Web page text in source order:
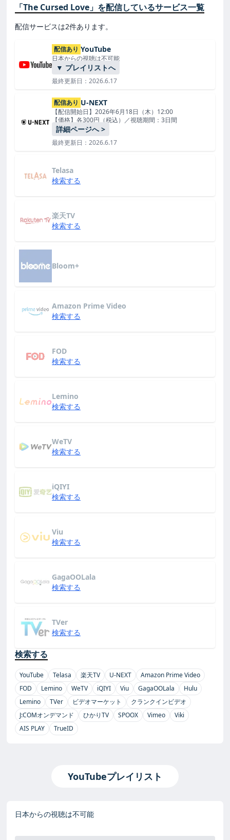
「The Cursed Love」を配信しているサービス一覧
配信サービスは2件あります。
配信あり YouTube
日本からの視聴は不可能
▼ プレイリストへ
最終更新日：2026.6.17
配信あり U-NEXT
【配信開始日】2026年6月18日（木）12:00
【価格】各300円（税込）／視聴期間：3日間
詳細ページへ >
最終更新日：2026.6.17
Telasa
検索する
楽天TV
検索する
Bloom+
Amazon Prime Video
検索する
FOD
検索する
Lemino
検索する
WeTV
検索する
iQIYI
検索する
Viu
検索する
GagaOOLala
検索する
TVer
検索する
検索する
YouTube Telasa 楽天TV U-NEXT
Amazon Prime Video
FOD
Lemino WeTV iQIYI Viu GagaOOLala
Hulu
Lemino
TVer ビデオマーケット
クランクインビデオ
J:COMオンデマンド
ひかりTV SPOOX Vimeo
Viki
AIS PLAY
TrueID
YouTubeプレイリスト
日本からの視聴は不可能